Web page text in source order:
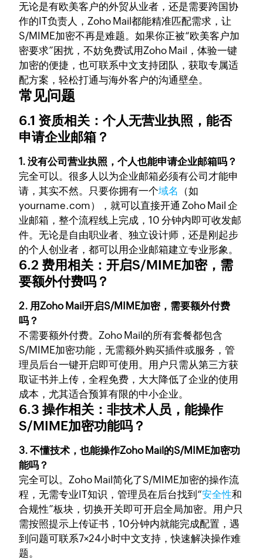
无论是有欧美客户的外贸从业者，还是需要跨国协
作的IT负责人，Zoho Mail都能精准匹配需求，让
S/MIME加密不再是难题。如果你正被“欧美客户加
密要求”困扰，不妨免费试用Zoho Mail，体验一键
加密的便捷，也可联系中文支持团队，获取专属适
配方案，轻松打通与海外客户的沟通壁垒。
常见问题
6.1 资质相关：个人无营业执照，能否
申请企业邮箱？
1. 没有公司营业执照，个人也能申请企业邮箱吗？
完全可以。很多人以为企业邮箱必须有公司才能申
请，其实不然。只要你拥有一个域名
（如
yourname.com），就可以直接开通 Zoho Mail 企
业邮箱，整个流程线上完成，10 分钟内即可收发邮
件。无论是自由职业者、独立设计师，还是刚起步
的个人创业者，都可以用企业邮箱建立专业形象。
6.2 费用相关：开启S/MIME加密，需
要额外付费吗？
2. 用Zoho Mail开启S/MIME加密，需要额外付费
吗？
不需要额外付费。Zoho Mail的所有套餐都包含
S/MIME加密功能，无需额外购买插件或服务，管
理员后台一键开启即可使用。用户只需从第三方获
取证书并上传，全程免费，大大降低了企业的使用
成本，尤其适合预算有限的中小企业。
6.3 操作相关：非技术人员，能操作
S/MIME加密功能吗？
3. 不懂技术，也能操作Zoho Mail的S/MIME加密功
能吗？
完全可以。Zoho Mail简化了S/MIME加密的操作流
程，无需专业IT知识，管理员在后台找到“安全性和
合规性”板块，切换开关即可开启全局加密。用户只
需按照提示上传证书，10分钟内就能完成配置，遇
到问题可联系7×24小时中文支持，快速解决操作难
题。